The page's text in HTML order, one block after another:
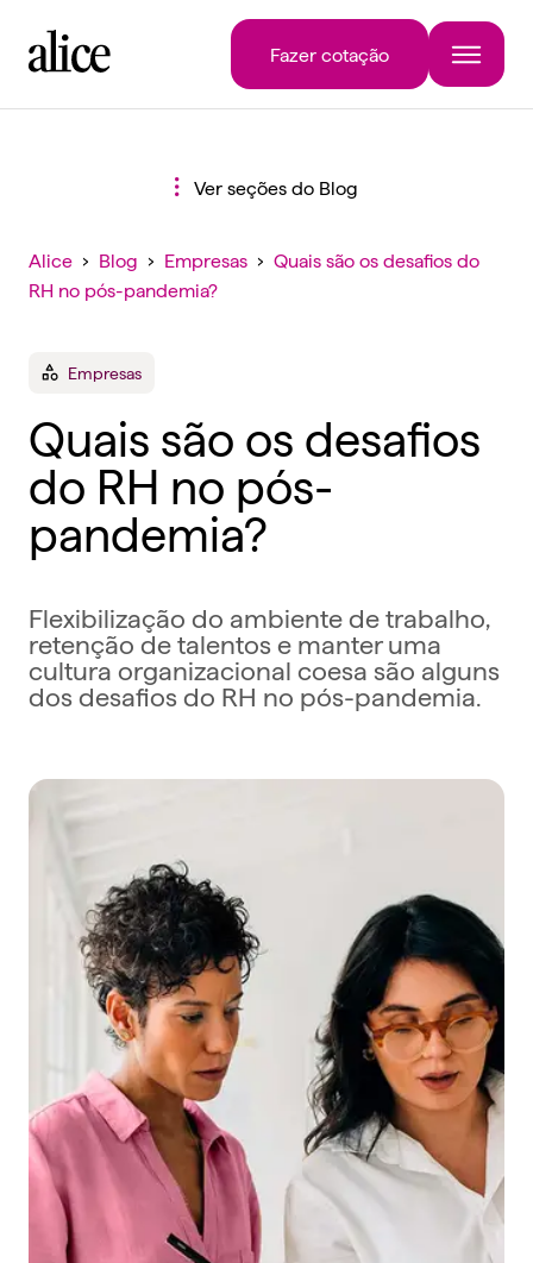
Fazer cotação
Ver seções do Blog
Alice › Blog › Empresas › Quais são os desafios do
RH no pós-pandemia?
Empresas
Quais são os desafios
do RH no pós-
pandemia?
Flexibilização do ambiente de trabalho,
retenção de talentos e manter uma
cultura organizacional coesa são alguns
dos desafios do RH no pós-pandemia.